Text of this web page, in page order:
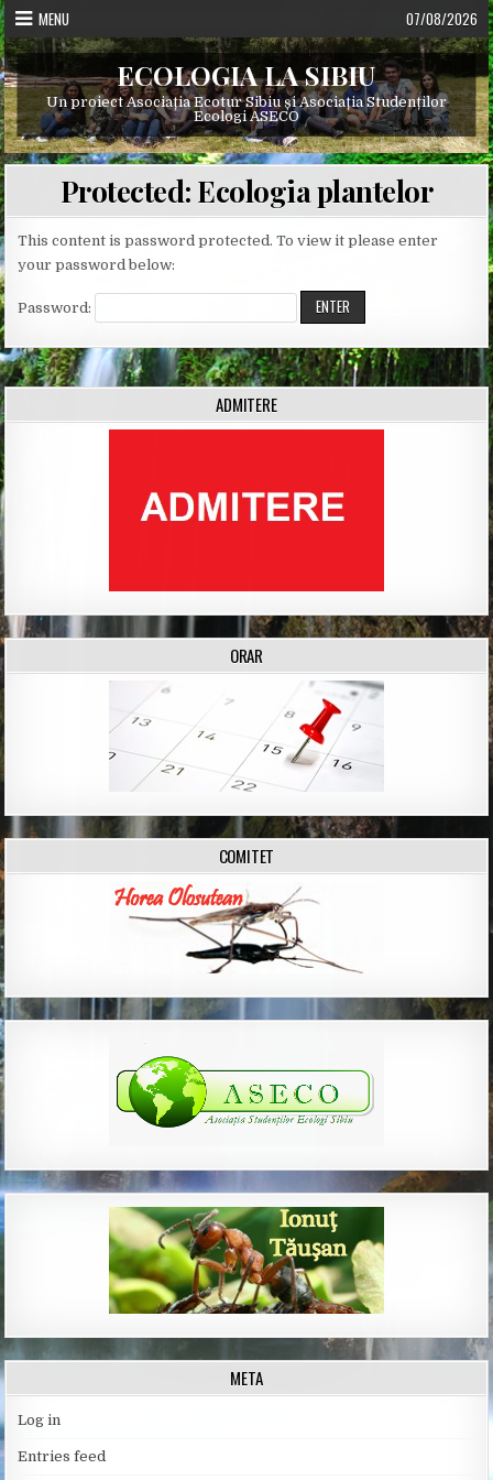
Skip
to
content
MENU 07/08/2026
ECOLOGIA LA SIBIU
Un proiect Asociația Ecotur Sibiu și Asociația Studenților
Ecologi ASECO
Protected: Ecologia plantelor
This content is password protected. To view it please enter
your password below:
Password:
ADMITERE
ORAR
COMITET
META
Log in
Entries feed